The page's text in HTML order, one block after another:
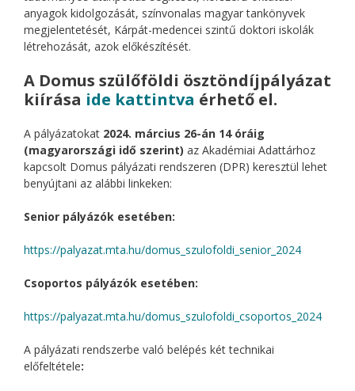
anyagok kidolgozását, színvonalas magyar tankönyvek
megjelentetését, Kárpát-medencei szintű doktori iskolák
létrehozását, azok előkészítését.
A Domus szülőföldi ösztöndíjpályázat
kiírása ide kattintva érhető el.
A pályázatokat 2024. március 26-án 14 óráig
(magyarországi idő szerint) az Akadémiai Adattárhoz
kapcsolt Domus pályázati rendszeren (DPR) keresztül lehet
benyújtani az alábbi linkeken:
Senior pályázók esetében:
https://palyazat.mta.hu/domus_szulofoldi_senior_2024
Csoportos pályázók esetében:
https://palyazat.mta.hu/domus_szulofoldi_csoportos_2024
A pályázati rendszerbe való belépés két technikai
előfeltétele: